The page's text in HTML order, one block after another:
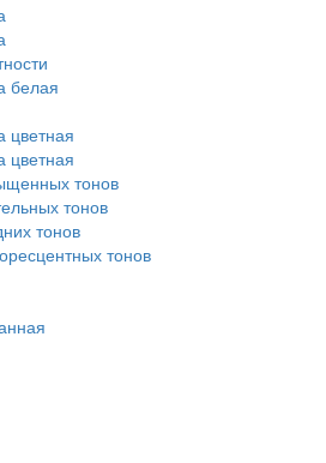
белая
цветная
цветная
тонов
тонов
тонов
тонов